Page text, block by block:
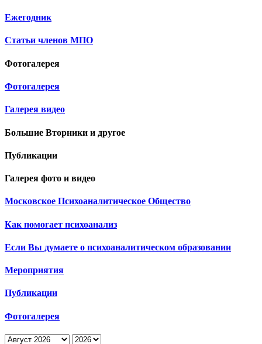
Ежегодник
Статьи членов МПО
Фотогалерея
Фотогалерея
Галерея видео
Большие Вторники и другое
Публикации
Галерея фото и видео
Московское Психоаналитическое Общество
Как помогает психоанализ
Если Вы думаете о психоаналитическом образовании
Мероприятия
Публикации
Фотогалерея